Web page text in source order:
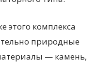
этого комплекса
природные
— камень,